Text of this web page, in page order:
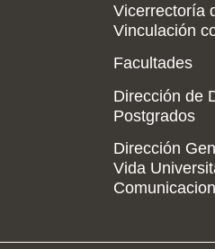
Vicerrectoría
Vinculación
Facultades
Dirección de
Postgrados
Dirección
Vida